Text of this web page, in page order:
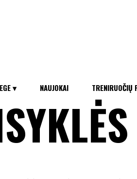
▾ NAUJOKAI TRENIRUOČIŲ